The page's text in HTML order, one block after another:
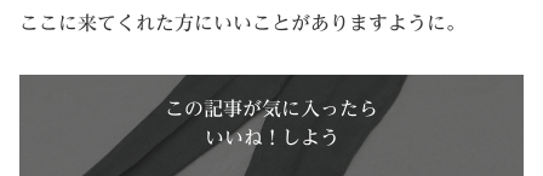
ここに来てくれた方にいいことがありますように。
この記事が気に入ったら
いいね ! しよう